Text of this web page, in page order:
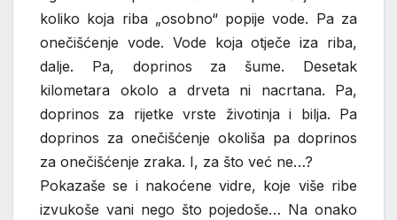
koliko koja riba „osobno“ popije vode. Pa za
onečišćenje vode. Vode koja otječe iza riba,
dalje. Pa, doprinos za šume. Desetak
kilometara okolo a drveta ni nacrtana. Pa,
doprinos za rijetke vrste životinja i bilja. Pa
doprinos za onečišćenje okoliša pa doprinos
za onečišćenje zraka. I, za što već ne…?
Pokazaše se i nakoćene vidre, koje više ribe
izvukoše vani nego što pojedoše… Na onako